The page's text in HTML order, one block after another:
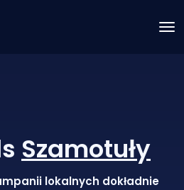
Szamotuły
lokalnych dokładnie